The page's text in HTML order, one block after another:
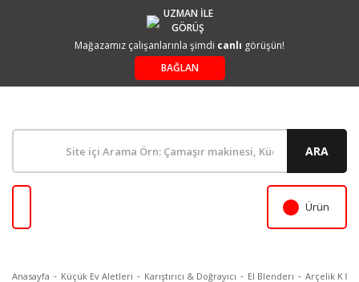
UZMAN İLE
GÖRÜŞ
Mağazamız çalışanlarınla şimdi canlı görüşün!
BAĞLAN
ARA
Ürün
Anasayfa Küçük Ev Aletleri Karıştırıcı & Doğrayıcı El Blenderı Arçelik K